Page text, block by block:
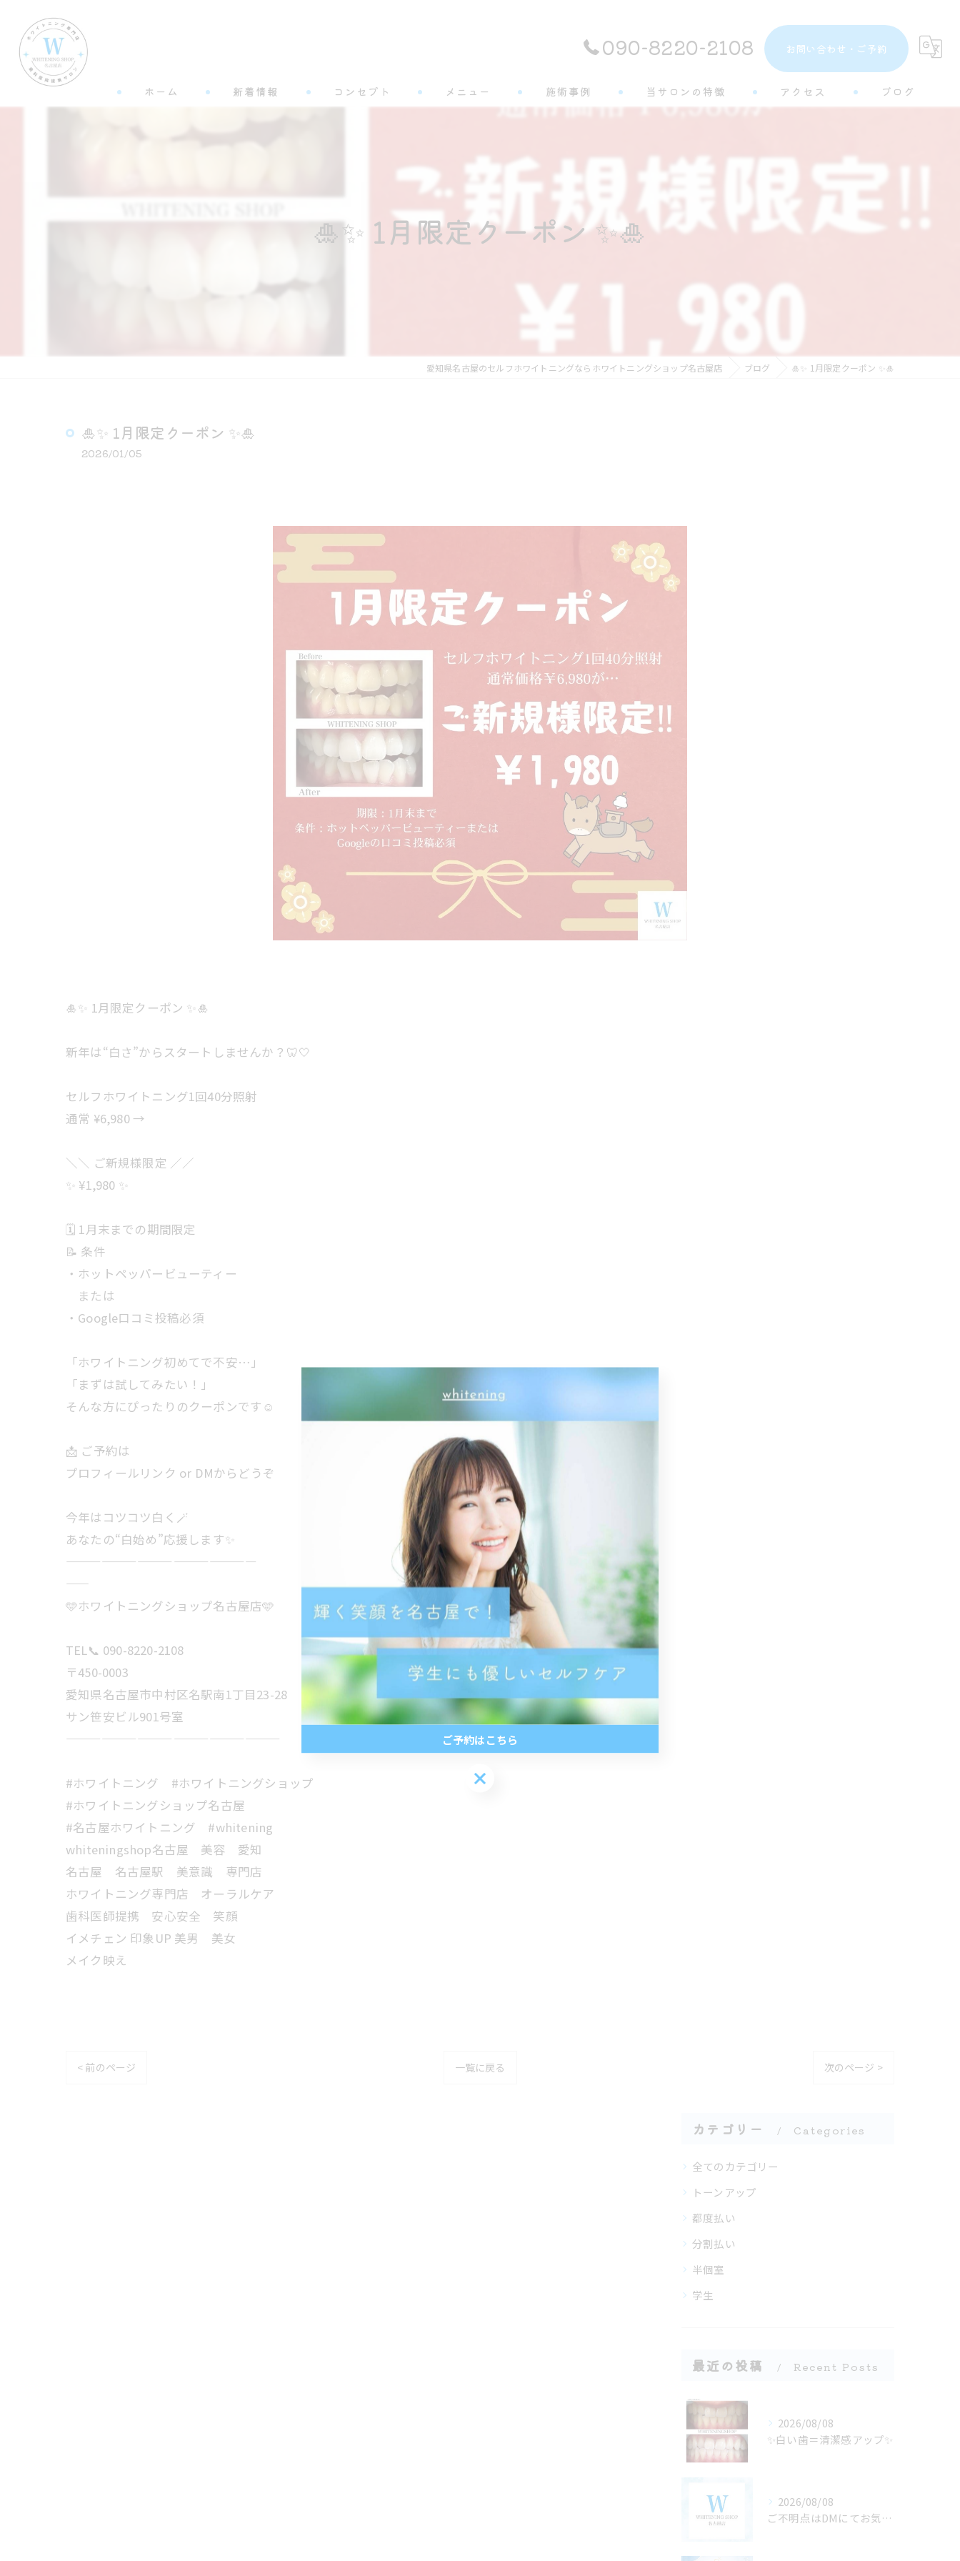
090-8220-2108 お問い合わせ・ご予約
ホーム 新着情報 コンセプト メニュー 施術事例 当サロンの特徴
都度払い
分割払い
半個室
アクセス ブログ
🎍✨ 1月限定クーポン ✨🎍
愛知県名古屋のセルフホワイトニングならホワイトニングショップ名古屋店 ブログ 🎍✨ 1月限定クーポン ✨🎍
🎍✨ 1月限定クーポン ✨🎍
2026/01/05
🎍✨ 1月限定クーポン ✨🎍
新年は“白さ”からスタートしませんか？🦷🤍
セルフホワイトニング1回40分照射
通常 ¥6,980 →
＼＼ ご新規様限定 ／／
✨ ¥1,980 ✨
🗓 1月末までの期間限定
📝 条件
・ホットペッパービューティー
または
・Google口コミ投稿必須
「ホワイトニング初めてで不安…」
「まずは試してみたい！」
そんな方にぴったりのクーポンです☺️
📩 ご予約は
プロフィールリンク or DMからどうぞ
今年はコツコツ白く🪄
あなたの“白始め”応援します✨
————————————————
——
🩵ホワイトニングショップ名古屋店🩵
TEL📞 090-8220-2108
〒450-0003
愛知県名古屋市中村区名駅南1丁目23-28
サン笹安ビル901号室
——————————————————
#ホワイトニング #ホワイトニングショップ
#ホワイトニングショップ名古屋
#名古屋ホワイトニング #whitening
whiteningshop名古屋 美容 愛知
名古屋 名古屋駅 美意識 専門店
ホワイトニング専門店 オーラルケア
歯科医師提携 安心安全 笑顔
イメチェン 印象UP 美男 美女
メイク映え
< 前のページ 一覧に戻る 次のページ >
カテゴリー Categories
全てのカテゴリー
トーンアップ
都度払い
分割払い
半個室
学生
最近の投稿 Recent Posts
2026/08/08
✨白い歯＝清潔感アップ✨
2026/08/08
ご不明点はDMにてお気軽にお問い合わせください✨🩷
ご予約はこちら
ご予約はこちら